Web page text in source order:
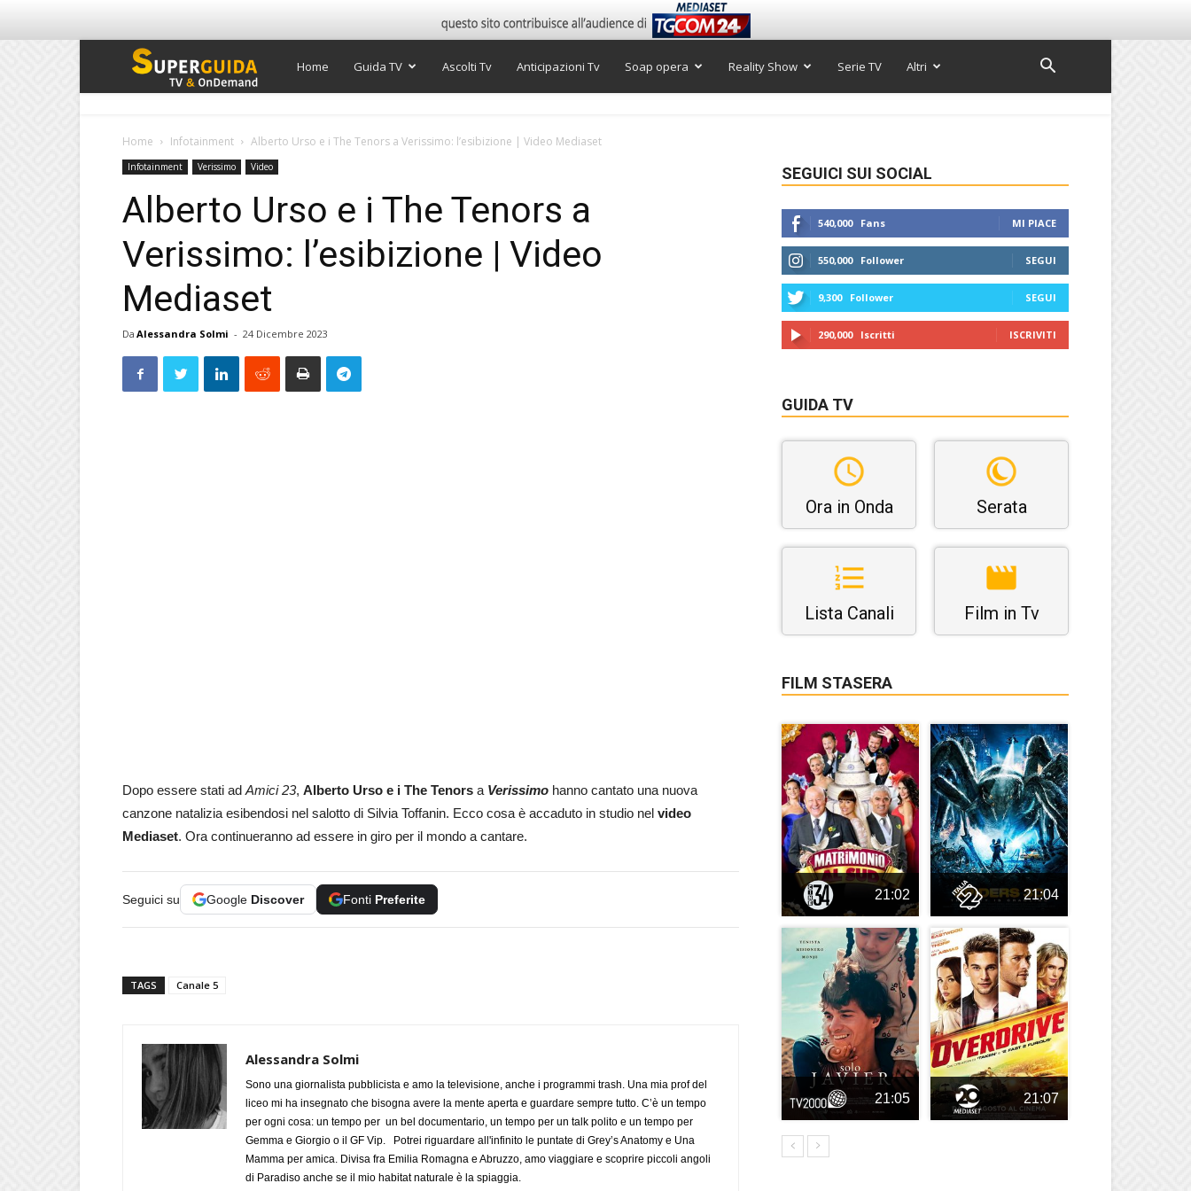
Super
Home Guida TV Ascolti Tv Anticipazioni Tv Soap opera Reality Show Serie TV Altri
Home Infotainment Alberto Urso e i The Tenors a Verissimo: l’esibizione | Video Mediaset
Infotainment Verissimo Video
Alberto Urso e i The Tenors a
Verissimo: l’esibizione | Video
Mediaset
Da Alessandra Solmi - 24 Dicembre 2023
Dopo essere stati ad Amici 23, Alberto Urso e i The Tenors a Verissimo hanno cantato una nuova
canzone natalizia esibendosi nel salotto di Silvia Toffanin. Ecco cosa è accaduto in studio nel video
Mediaset. Ora continueranno ad essere in giro per il mondo a cantare.
Seguici su Google Discover Fonti Preferite
TAGS Canale 5
Alessandra Solmi
Sono una giornalista pubblicista e amo la televisione, anche i programmi trash. Una mia prof del
liceo mi ha insegnato che bisogna avere la mente aperta e guardare sempre tutto. C’è un tempo
per ogni cosa: un tempo per un bel documentario, un tempo per un talk polito e un tempo per
Gemma e Giorgio o il GF Vip. Potrei riguardare all'infinito le puntate di Grey’s Anatomy e Una
Mamma per amica. Divisa fra Emilia Romagna e Abruzzo, amo viaggiare e scoprire piccoli angoli
di Paradiso anche se il mio habitat naturale è la spiaggia.
SEGUICI SUI SOCIAL
540,000 Fans MI PIACE
550,000 Follower SEGUI
9,300 Follower SEGUI
290,000 Iscritti ISCRIVITI
GUIDA TV
Ora in Onda Serata
Lista Canali Film in Tv
FILM STASERA
21:02 21:04
21:05 21:07